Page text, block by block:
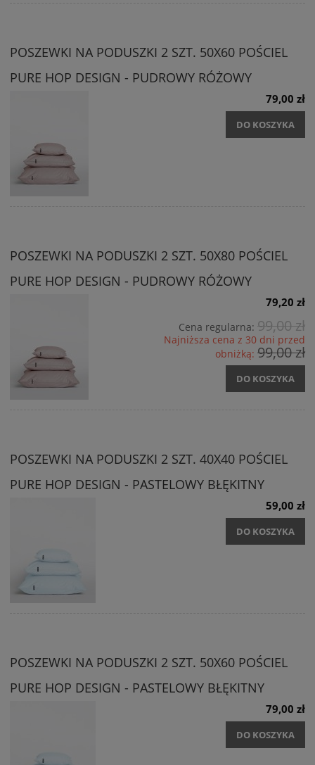
POSZEWKI NA PODUSZKI 2 SZT. 50X60 POŚCIEL
PURE HOP DESIGN - PUDROWY RÓŻOWY
79,00 zł
DO KOSZYKA
POSZEWKI NA PODUSZKI 2 SZT. 50X80 POŚCIEL
PURE HOP DESIGN - PUDROWY RÓŻOWY
79,20 zł
Cena regularna: 99,00 zł
Najniższa cena z 30 dni przed
obniżką: 99,00 zł
DO KOSZYKA
POSZEWKI NA PODUSZKI 2 SZT. 40X40 POŚCIEL
PURE HOP DESIGN - PASTELOWY BŁĘKITNY
59,00 zł
DO KOSZYKA
POSZEWKI NA PODUSZKI 2 SZT. 50X60 POŚCIEL
PURE HOP DESIGN - PASTELOWY BŁĘKITNY
79,00 zł
DO KOSZYKA